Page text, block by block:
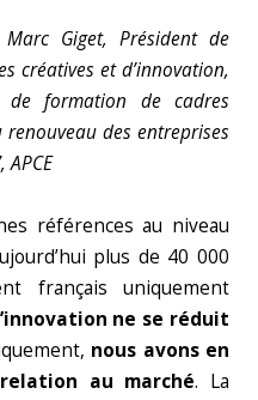
Giget, Président de
créatives et d’innovation,
de formation de cadres
des entreprises
références au niveau
plus de 40 000
français uniquement
ne se réduit
nous avons en
au marché. La